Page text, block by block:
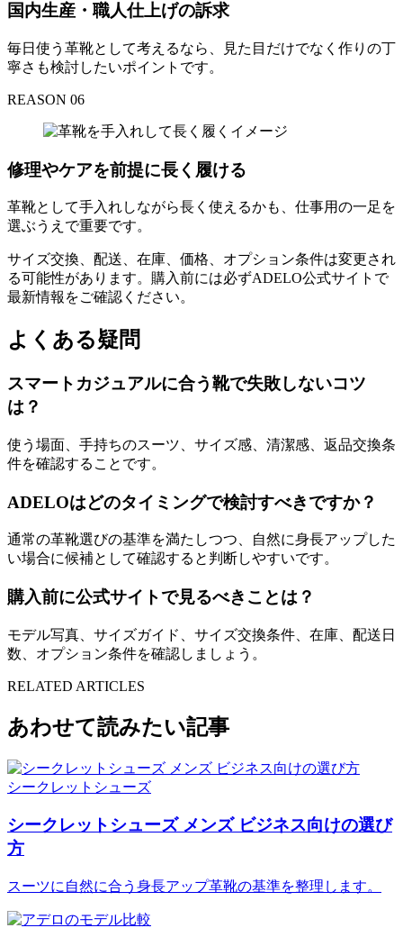
国内生産・職人仕上げの訴求
毎日使う革靴として考えるなら、見た目だけでなく作りの丁
寧さも検討したいポイントです。
REASON 06
修理やケアを前提に長く履ける
革靴として手入れしながら長く使えるかも、仕事用の一足を
選ぶうえで重要です。
サイズ交換、配送、在庫、価格、オプション条件は変更され
る可能性があります。購入前には必ずADELO公式サイトで
最新情報をご確認ください。
よくある疑問
スマートカジュアルに合う靴で失敗しないコツ
は？
使う場面、手持ちのスーツ、サイズ感、清潔感、返品交換条
件を確認することです。
ADELOはどのタイミングで検討すべきですか？
通常の革靴選びの基準を満たしつつ、自然に身長アップした
い場合に候補として確認すると判断しやすいです。
購入前に公式サイトで見るべきことは？
モデル写真、サイズガイド、サイズ交換条件、在庫、配送日
数、オプション条件を確認しましょう。
RELATED ARTICLES
あわせて読みたい記事
シークレットシューズ
シークレットシューズ メンズ ビジネス向けの選び
方
スーツに自然に合う身長アップ革靴の基準を整理します。